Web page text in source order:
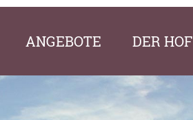
ANGEBOTE DER HOF